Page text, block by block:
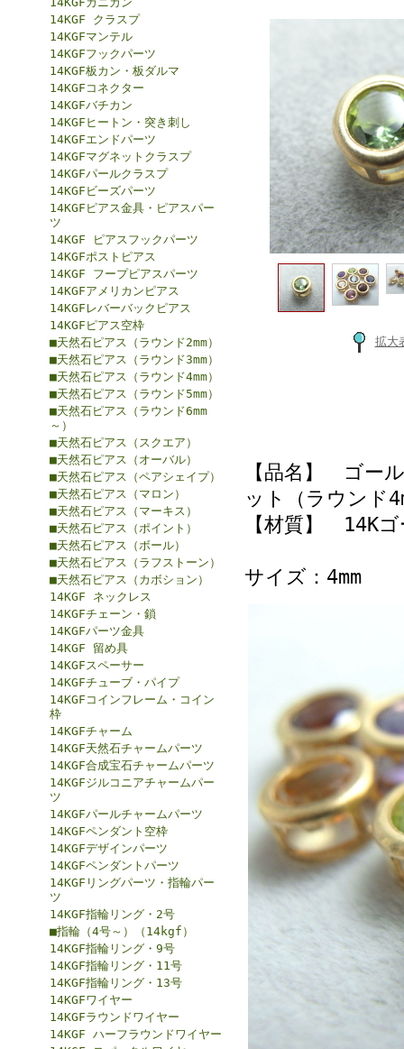
14KGF クラスプ
14KGFマンテル
14KGFフックパーツ
14KGF板カン・板ダルマ
14KGFコネクター
14KGFバチカン
14KGFヒートン・突き刺し
14KGFエンドパーツ
14KGFマグネットクラスプ
14KGFパールクラスプ
14KGFビーズパーツ
14KGFピアス金具・ピアスパー
ツ
14KGF ピアスフックパーツ
14KGFポストピアス
14KGF フープピアスパーツ
14KGFアメリカンピアス
14KGFレバーバックピアス
14KGFピアス空枠
■天然石ピアス（ラウンド2mm）
■天然石ピアス（ラウンド3mm）
■天然石ピアス（ラウンド4mm）
■天然石ピアス（ラウンド5mm）
■天然石ピアス（ラウンド6mm
～）
■天然石ピアス（スクエア）
■天然石ピアス（オーバル）
■天然石ピアス（ペアシェイプ）
■天然石ピアス（マロン）
■天然石ピアス（マーキス）
■天然石ピアス（ポイント）
■天然石ピアス（ボール）
■天然石ピアス（ラフストーン）
■天然石ピアス（カボション）
14KGF ネックレス
14KGFチェーン・鎖
14KGFパーツ金具
14KGF 留め具
14KGFスペーサー
14KGFチューブ・パイプ
14KGFコインフレーム・コイン
枠
14KGFチャーム
14KGF天然石チャームパーツ
14KGF合成宝石チャームパーツ
14KGFジルコニアチャームパー
ツ
14KGFパールチャームパーツ
14KGFペンダント空枠
14KGFデザインパーツ
14KGFペンダントパーツ
14KGFリングパーツ・指輪パー
ツ
14KGF指輪リング・2号
■指輪（4号～）（14kgf）
14KGF指輪リング・9号
14KGF指輪リング・11号
14KGF指輪リング・13号
14KGFワイヤー
14KGFラウンドワイヤー
14KGF ハーフラウンドワイヤー
拡大
【品名】 ゴー
ット（ラウンド
【材質】 14K
サイズ：4mm